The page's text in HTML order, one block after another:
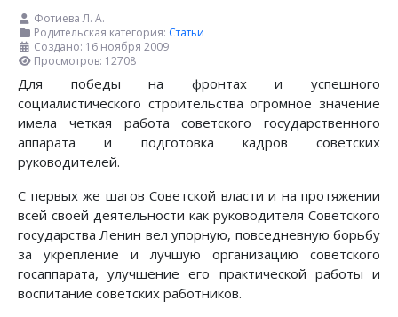
Фотиева Л. А.
Родительская категория: Статьи
Создано: 16 ноября 2009
Просмотров: 12708
Для победы на фронтах и успешного
социалистического строительства огромное значение
имела четкая работа советского государственного
аппарата и подготовка кадров советских
руководителей.
С первых же шагов Советской власти и на протяжении
всей своей деятельности как руководителя Советского
государства Ленин вел упорную, повседневную борьбу
за укрепление и лучшую организацию советского
госаппарата, улучшение его практической работы и
воспитание советских работников.